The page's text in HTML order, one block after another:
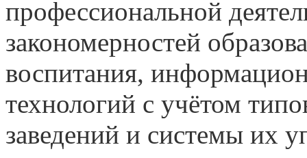
профессиональной
закономерностей
воспитания,
технологий с учётом
заведений и системы их